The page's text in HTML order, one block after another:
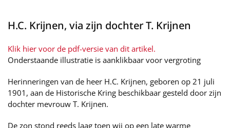
H.C. Krijnen, via zijn dochter T. Krijnen
Klik hier voor de pdf-versie van dit artikel.
Onderstaande illustratie is aanklikbaar voor vergroting
Herinneringen van de heer H.C. Krijnen, geboren op 21 juli
1901, aan de Historische Kring beschikbaar gesteld door zijn
dochter mevrouw T. Krijnen.
De zon stond reeds laag toen wij op een late warme